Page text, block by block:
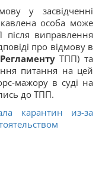
у засвідченні
особа може
виправлення
про відмову в
РегламентуТПП) та
питання на цей
мажору в суді на
до ТПП.
карантин из-за